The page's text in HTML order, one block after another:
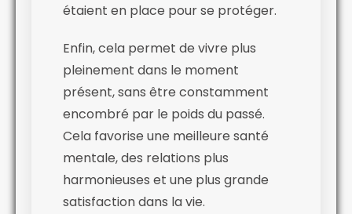
étaient en place pour se protéger.
Enfin, cela permet de vivre plus
pleinement dans le moment
présent, sans être constamment
encombré par le poids du passé.
Cela favorise une meilleure santé
mentale, des relations plus
harmonieuses et une plus grande
satisfaction dans la vie.